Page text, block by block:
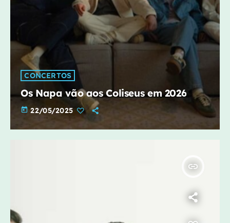
CONCERTOS
Os Napa vão aos Coliseus em 2026
today 22/05/2025
insert_link